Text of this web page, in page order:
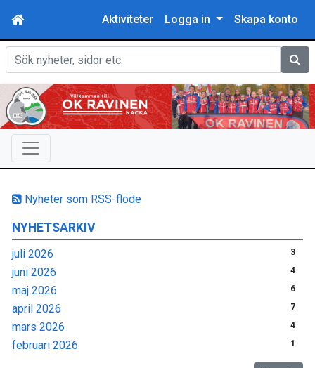
Aktiviteter Logga in Skapa konto
Sök
Nyheter som RSS-flöde
NYHETSARKIV
juli 2026 3
juni 2026 4
maj 2026 6
april 2026 7
mars 2026 4
februari 2026 1